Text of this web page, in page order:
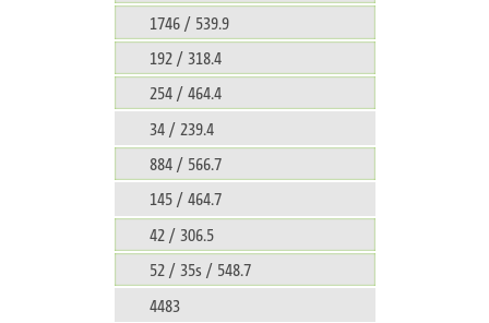
1746 / 539.9
192 / 318.4
254 / 464.4
34 / 239.4
884 / 566.7
145 / 464.7
42 / 306.5
52 / 35s / 548.7
4483